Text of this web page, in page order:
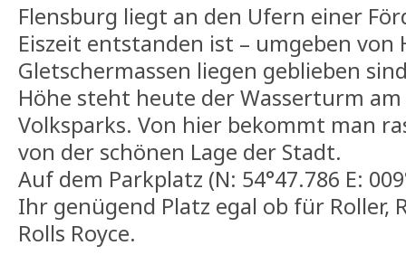
Flensburg liegt an den Ufern einer
Eiszeit entstanden ist – umgeben
Gletschermassen liegen geblieben
Höhe steht heute der Wasserturm am
Volksparks. Von hier bekommt man
von der schönen Lage der Stadt.
Auf dem Parkplatz (N: 54°47.786 E:
Ihr genügend Platz egal ob für Roller,
Rolls Royce.